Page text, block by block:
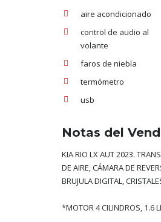
aire acondicionado
control de audio al
volante
faros de niebla
termómetro
usb
Notas del
KIA RIO LX AUT 2023.
DE AIRE, CÁMARA DE
BRUJULA DIGITAL,
*MOTOR 4 CILINDROS, 1.6